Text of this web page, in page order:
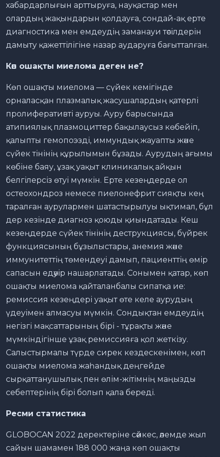
хабардарлығын арттыруға, науқастар мен
олардың жақындарын қолдауға, сондай-ақ ерте
диагностика мен емдеудің заманауи тәсілдерін
дамыту қажеттілігіне назар аударуға бағытталған.
Көп ошақты миелома деген не?
Көп ошақты миелома — сүйек кемігінде
орналасқан плазмалық жасушалардың қатерлі
пролиферативті ауруы. Ауру барысында
атипиялық плазмоциттер бақылаусыз көбейіп,
қалыпты гемопоэзді, иммундық жауапты және
сүйек тінінің құрылымын бұзады. Аурудың ағымы
көбіне баяу, ұзақ уақыт клиникалық айқын
белгілерсіз өтуі мүмкін. Ерте кезеңдерде ол
остеохондроз немесе пиелонефрит сияқты кең
таралған аурулармен шатастырылуы ықтимал, бұл
дер кезінде диагноз қоюды қиындатады. Кеш
кезеңдерде сүйек тінінің деструкциясы, бүйрек
функциясының бұзылыстары, анемия және
иммунитеттің төмендеуі дамып, пациенттің өмір
сапасын едәуір нашарлатады. Сонымен қатар, көп
ошақты миелома қайталанбалы сипатқа ие:
ремиссия кезеңдері уақыт өте келе аурудың
үдеуімен алмасуы мүмкін. Сондықтан емдеудің
негізгі мақсаттарының бірі - тұрақты және
мүмкіндігінше ұзақ ремиссияға қол жеткізу.
Салыстырмалы түрде сирек кездескенімен, көп
ошақты миелома жаһандық деңгейде
сырқаттанушылық пен өлім-жітімнің маңызды
себептерінің бірі болып қала береді.
Ресми статистика
GLOBOCAN 2022 деректеріне сәйкес, әлемде жыл
сайын шамамен 188 000 жаңа көп ошақты